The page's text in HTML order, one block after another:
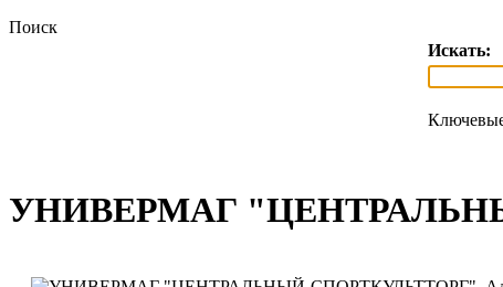
Поиск
Искать:
УНИВЕРМАГ